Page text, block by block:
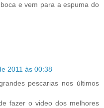
e vem para a espuma do
2011 às 00:38
pescarias nos últimos
fazer o video dos melhores